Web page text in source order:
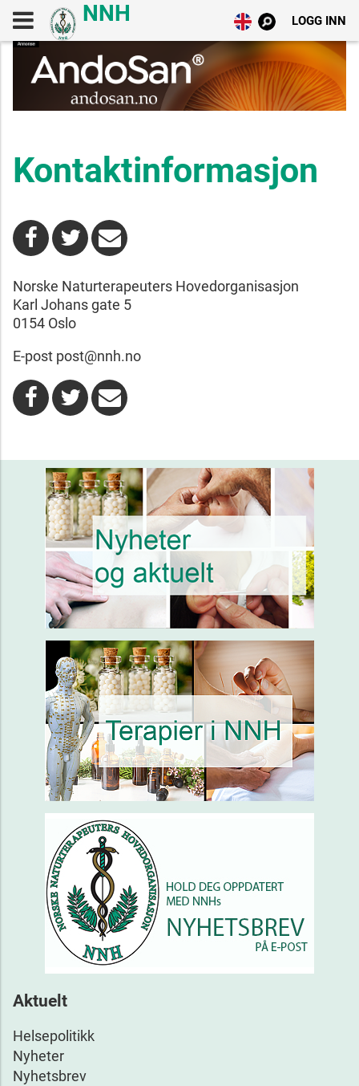
LOGG INN
Kontaktinformasjon
Norske Naturterapeuters Hovedorganisasjon
Karl Johans gate 5
0154 Oslo
E-post post@nnh.no
Aktuelt
Helsepolitikk
Nyheter
Nyhetsbrev